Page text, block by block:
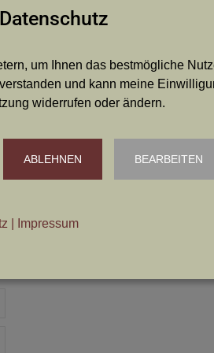
um Ihnen das bestmögliche
und kann meine
widerrufen oder ändern.
ABLEHNEN BEARBEITEN
Impressum